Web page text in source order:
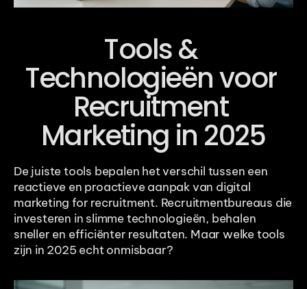
Tools &
Technologieën voor
Recruitment
Marketing in 2025
De juiste tools bepalen het verschil tussen een
reactieve en proactieve aanpak van digital
marketing for recruitment. Recruitmentbureaus die
investeren in slimme technologieën, behalen
sneller en efficiënter resultaten. Maar welke tools
zijn in 2025 echt onmisbaar?